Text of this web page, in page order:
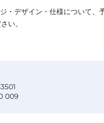
・デザイン・仕様について、
い。
009